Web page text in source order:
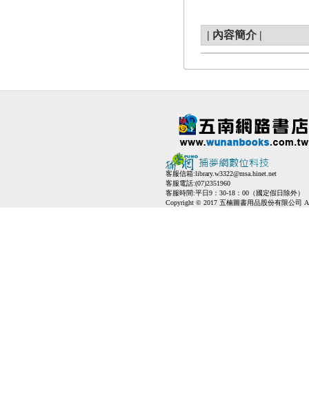
| 內容簡介 |
客服信箱:library.w3322@msa.hinet.net
客服電話:(07)2351960
客服時間:平日9：30-18：00（國定假日除外）
Copyright © 2017 五楠圖書用品股份有限公司